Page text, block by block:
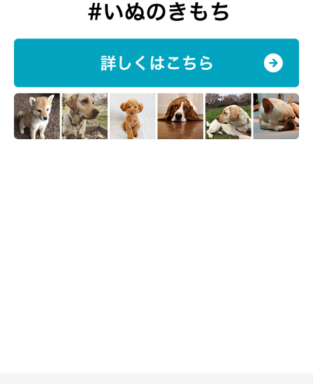
って毒物の除去を図ることもあります。
中毒症状がある場合は、抗酸化剤やステロイド剤を用いて、赤血
球の破壊を食い止めます。
◆症状に応じた対症療法を行う